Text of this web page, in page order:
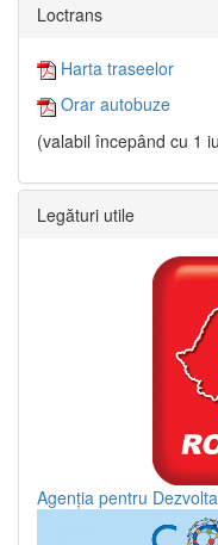
Loctrans
Harta traseelor
Orar autobuze
(valabil începând cu 1
Legături utile
Agenția pentru